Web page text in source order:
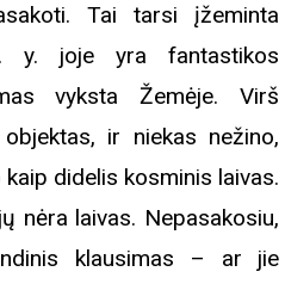
Tai tarsi įžeminta
y. joje yra fantastikos
vyksta Žemėje. Virš
ir niekas nežino,
didelis kosminis laivas.
nėra laivas. Nepasakosiu,
klausimas – ar jie